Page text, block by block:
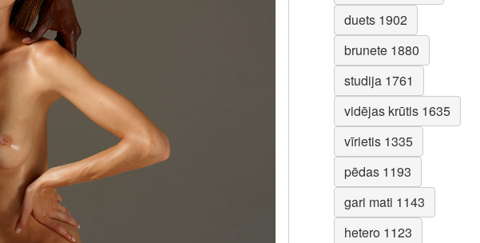
duets 1902
brunete 1880
studija 1761
vidējas krūtis 1635
vīrietis 1335
pēdas 1193
gari mati 1143
hetero 1123